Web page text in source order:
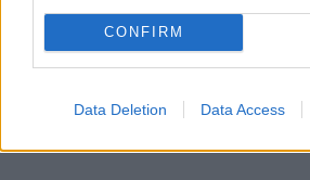
CONFIRM
Data Deletion Data Access
android Apple
update huawei Camera xiaomi
iPhone gaming tablet